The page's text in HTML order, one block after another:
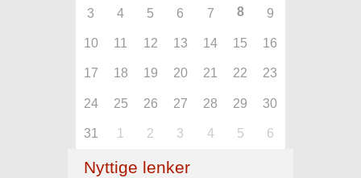
3 4 5 6 7 8 9
10 11 12 13 14 15 16
17 18 19 20 21 22 23
24 25 26 27 28 29 30
31 1 2 3 4 5 6
Nyttige lenker